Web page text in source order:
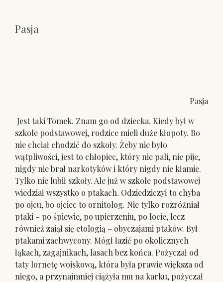
Pasja
Pasja
Jest taki Tomek. Znam go od dziecka. Kiedy był w
szkole podstawowej, rodzice mieli duże kłopoty. Bo
nie chciał chodzić do szkoły. Żeby nie było
wątpliwości, jest to chłopiec, który nie pali, nie pije,
nigdy nie brał narkotyków i który nigdy nie kłamie.
Tylko nie lubił szkoły. Ale już w szkole podstawowej
wiedział wszystko o ptakach. Odziedziczył to chyba
po ojcu, bo ojciec to ornitolog. Nie tylko rozróżniał
ptaki – po śpiewie, po upierzeniu, po locie, lecz
również zajął się etologią – obyczajami ptaków. Był
ptakami zachwycony. Mógł łazić po okolicznych
łąkach, zagajnikach, lasach bez końca. Pożyczał od
taty lornetę wojskową, która była prawie większa od
niego, a przynajmniej ciążyła mu na karku, pożyczał